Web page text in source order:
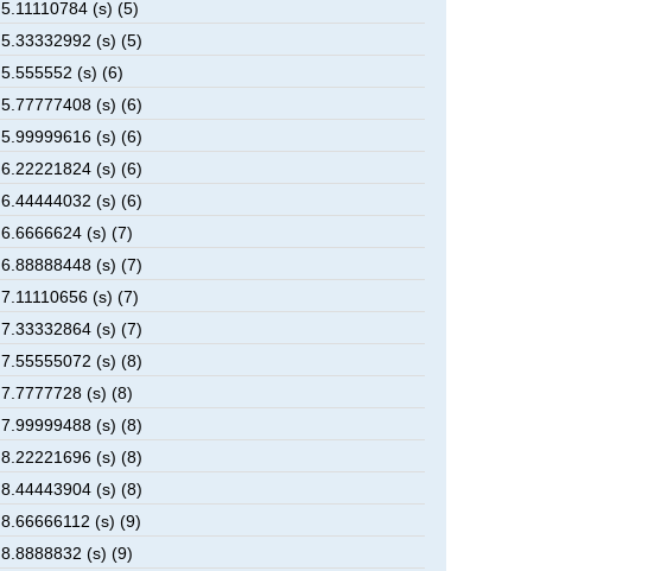
5.11110784 (s) (5)
5.33332992 (s) (5)
5.555552 (s) (6)
5.77777408 (s) (6)
5.99999616 (s) (6)
6.22221824 (s) (6)
6.44444032 (s) (6)
6.6666624 (s) (7)
6.88888448 (s) (7)
7.11110656 (s) (7)
7.33332864 (s) (7)
7.55555072 (s) (8)
7.7777728 (s) (8)
7.99999488 (s) (8)
8.22221696 (s) (8)
8.44443904 (s) (8)
8.66666112 (s) (9)
8.8888832 (s) (9)